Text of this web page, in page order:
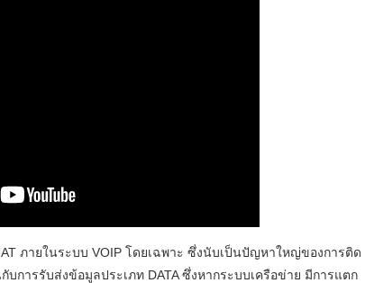
ภายในระบบ VOIP โดยเฉพาะ ซึ่งนับเป็นปัญหาใหญ่ของการติด
การรับส่งข้อมูลประเภท DATA ซึ่งหากระบบเครือข่าย มีการแตก